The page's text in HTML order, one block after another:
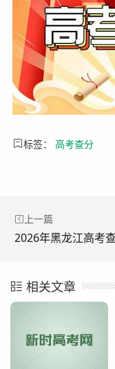
标签： 高考查分
上一篇
相关文章